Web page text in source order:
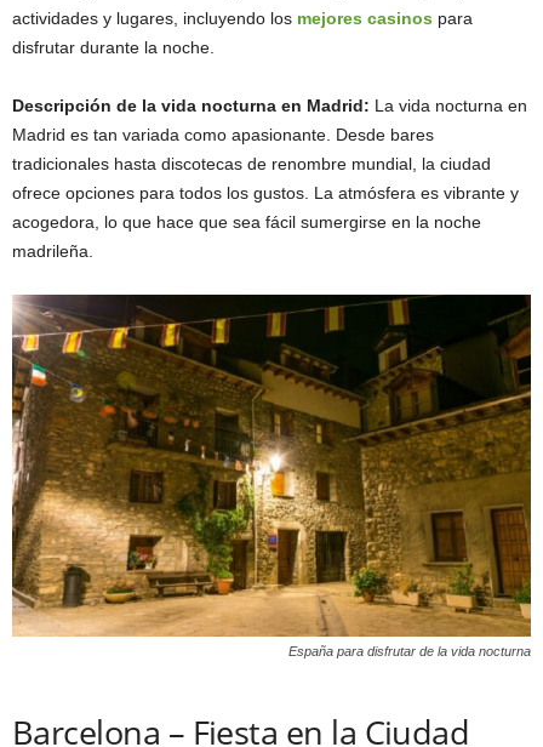
actividades y lugares, incluyendo los mejores casinos para
disfrutar durante la noche.
Descripción de la vida nocturna en Madrid: La vida nocturna en
Madrid es tan variada como apasionante. Desde bares
tradicionales hasta discotecas de renombre mundial, la ciudad
ofrece opciones para todos los gustos. La atmósfera es vibrante y
acogedora, lo que hace que sea fácil sumergirse en la noche
madrileña.
España para disfrutar de la vida nocturna
Barcelona – Fiesta en la Ciudad